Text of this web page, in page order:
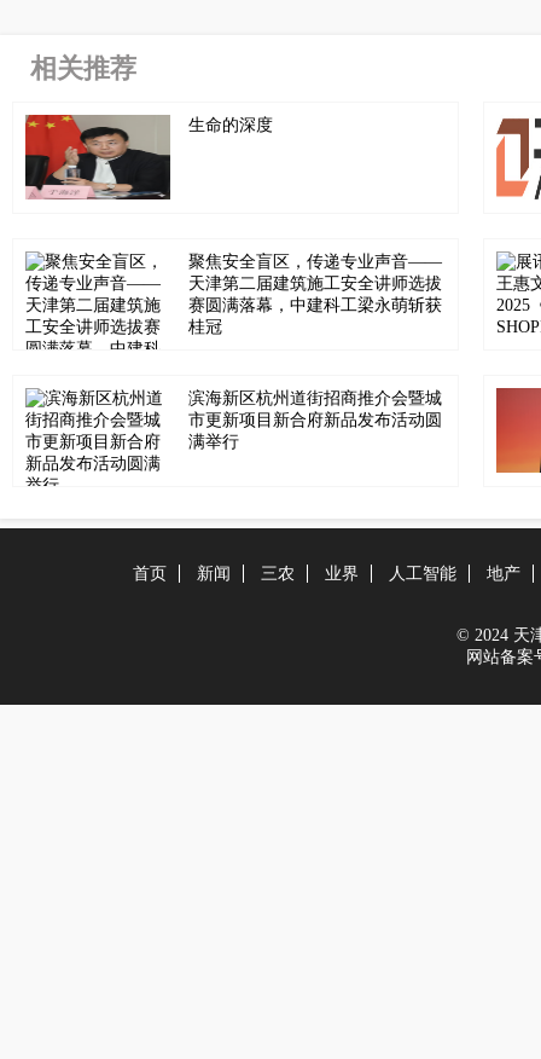
相关推荐
生命的深度
聚焦安全盲区，传递专业声音——
天津第二届建筑施工安全讲师选拔
赛圆满落幕，中建科工梁永萌斩获
桂冠
滨海新区杭州道街招商推介会暨城
市更新项目新合府新品发布活动圆
满举行
首页 新闻 三农 业界 人工智能 地产
© 2024 天
网站备案